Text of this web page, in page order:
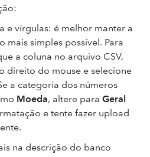
e vírgulas: é melhor manter a
mais simples possível. Para
a coluna no arquivo CSV,
direito do mouse e selecione
a categoria dos números
Moeda, altere para Geral
e tente fazer upload
na descrição do banco